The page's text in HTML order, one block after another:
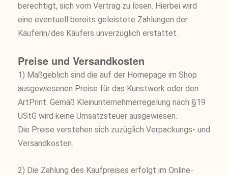
berechtigt, sich vom Vertrag zu lösen. Hierbei wird
eine eventuell bereits geleistete Zahlungen der
Käuferin/des Käufers unverzüglich erstattet.
Preise und Versandkosten
1) Maßgeblich sind die auf der Homepage im Shop
ausgewiesenen Preise für das Kunstwerk oder den
ArtPrint. Gemäß Kleinunternehmerregelung nach §19
UStG wird keine Umsatzsteuer ausgewiesen.
Die Preise verstehen sich zuzüglich Verpackungs- und
Versandkosten.
2) Die Zahlung des Kaufpreises erfolgt im Online-